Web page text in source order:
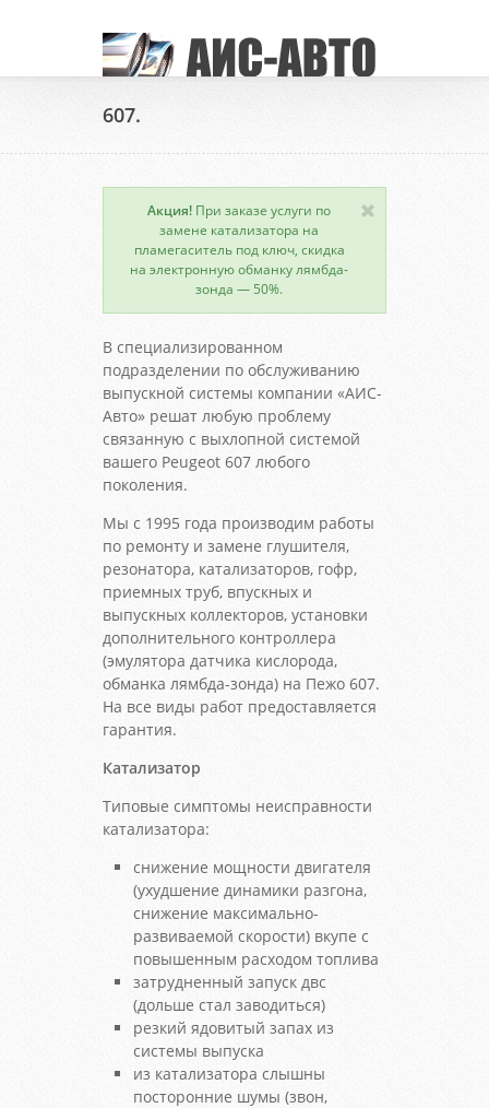
607.
Акция! При заказе услуги по
замене катализатора на
пламегаситель под ключ, скидка
на электронную обманку лямбда-
зонда — 50%.
В специализированном
подразделении по обслуживанию
выпускной системы компании «АИС-
Авто» решат любую проблему
связанную с выхлопной системой
вашего Peugeot 607 любого
поколения.
Мы с 1995 года производим работы
по ремонту и замене глушителя,
резонатора, катализаторов, гофр,
приемных труб, впускных и
выпускных коллекторов, установки
дополнительного контроллера
(эмулятора датчика кислорода,
обманка лямбда-зонда) на Пежо 607.
На все виды работ предоставляется
гарантия.
Катализатор
Типовые симптомы неисправности
катализатора:
снижение мощности двигателя
(ухудшение динамики разгона,
снижение максимально-
развиваемой скорости) вкупе с
повышенным расходом топлива
затрудненный запуск двс
(дольше стал заводиться)
резкий ядовитый запах из
системы выпуска
из катализатора слышны
посторонние шумы (звон,